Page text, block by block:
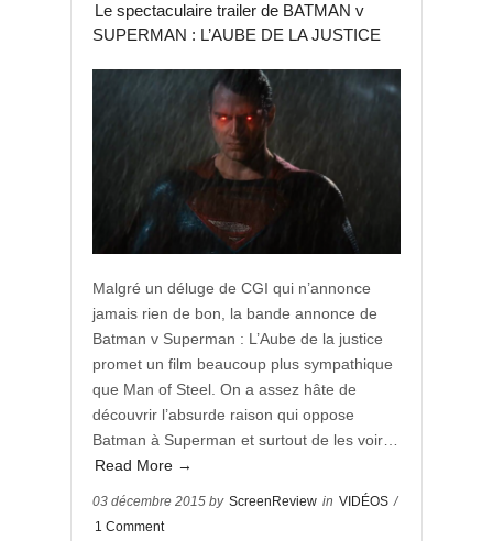
Le spectaculaire trailer de BATMAN v
SUPERMAN : L’AUBE DE LA JUSTICE
Malgré un déluge de CGI qui n’annonce
jamais rien de bon, la bande annonce de
Batman v Superman : L’Aube de la justice
promet un film beaucoup plus sympathique
que Man of Steel. On a assez hâte de
découvrir l’absurde raison qui oppose
Batman à Superman et surtout de les voir…
Read More →
03 décembre 2015 by ScreenReview in VIDÉOS /
1 Comment